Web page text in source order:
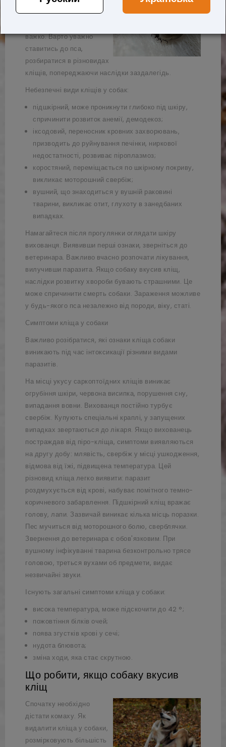
знаходять недоступні
важко. Варто уважно
ставитись до пса,
розбиратися в різновидах
кліщів, попереджаючи наслідки заздалегідь.
Небезпечні види кліщів у собак:
підшкірний, може проникнути глибоко під шкіру,
спричинити розвиток анемії, демодекоз;
іксодовий, переносник кровних захворювань,
призводить до руйнування печінки, ниркової
недостатності, розвиває піроплазмоз;
коростяний, переміщається по шкірному покриву,
викликає моторошний свербіж;
вушний, що знаходиться у вушній раковині
тварини, викликає отит, глухоту в занедбаних
випадках.
Намагайтеся після прогулянки оглядати шкіру
вихованця. Виявивши перші ознаки, зверніться до
ветеринара. Важливо вчасно розпочати лікування,
вилучивши паразита. Якщо собаку вкусив кліщ,
наслідки розвитку хвороби бувають страшними. Це
може спричинити смерть собаки. Зараження можливе
у будь-якого пса незалежно від породи, віку, статі.
Симптоми кліща у собаки
Важливо розібратися, які ознаки кліща собаки
виникають під час інтоксикації різними видами
паразитів.
На місці укусу саркоптоїдних кліщів виникає
огрубіння шкіри, червона висипка, порушення сну,
випадання вовни. Вихованця постійно турбує
свербіж. Купують спеціальні краплі, у запущених
випадках звертаються до лікаря. Якщо вихованець
постраждав від піро-кліща, симптоми виявляються
на другу добу: млявість, свербіж у місці ушкодження,
відмова від їжі, підвищена температура. Цей
різновид кліща легко виявити: паразит
роздмухується від крові, набуває помітного темно-
коричневого забарвлення. Підшкірний кліщ вражає
голову, лапи. Зазвичай виникає кілька місць поразки.
Пес мучиться від моторошного болю, сверблячки.
Звернення до ветеринара є обов'язковим. При
вушному інфікуванні тварина безконтрольно трясе
головою, треться вухами об предмети, видає
незвичайні звуки.
Існують загальні симптоми кліща у собаки:
висока температура, може підскочити до 42 °;
пожовтіння білків очей;
поява згустків крові у сечі;
нудота блювота;
зміна ходи, яка стає скрутною.
Що робити, якщо собаку вкусив
кліщ
Спочатку необхідно
дістати комаху. Як
видалити кліща у собаки,
розмірковують більшість